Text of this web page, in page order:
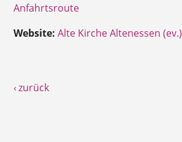
Anfahrtsroute
Website: Alte Kirche Altenessen (ev.)
‹ zurück